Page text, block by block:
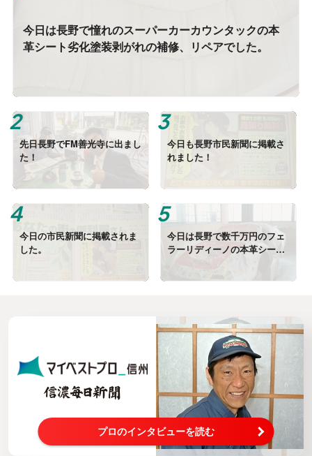
今日は長野で憧れのスーパーカーカウンタックの本
革シート劣化塗装剥がれの補修、リペアでした。
先日長野でFM善光寺に出まし
た！
今日も長野市民新聞に掲載さ
れました！
今日の市民新聞に掲載されま
した。
今日は長野で数千万円のフェ
ラーリディーノの本革シート
プロのインタビューを読む